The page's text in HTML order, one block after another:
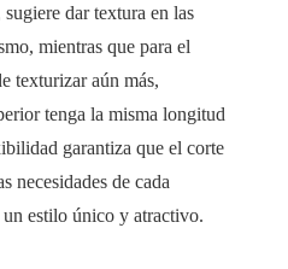
dar textura en las
mientras que para el
texturizar aún más,
tenga la misma longitud
garantiza que el corte
necesidades de cada
estilo único y atractivo.